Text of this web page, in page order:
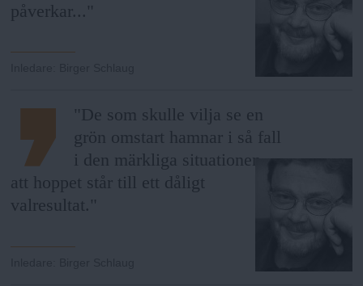
påverkar..."
"De som skulle vilja se en
grön omstart hamnar i så fall
i den märkliga situationen
att hoppet står till ett dåligt
valresultat."